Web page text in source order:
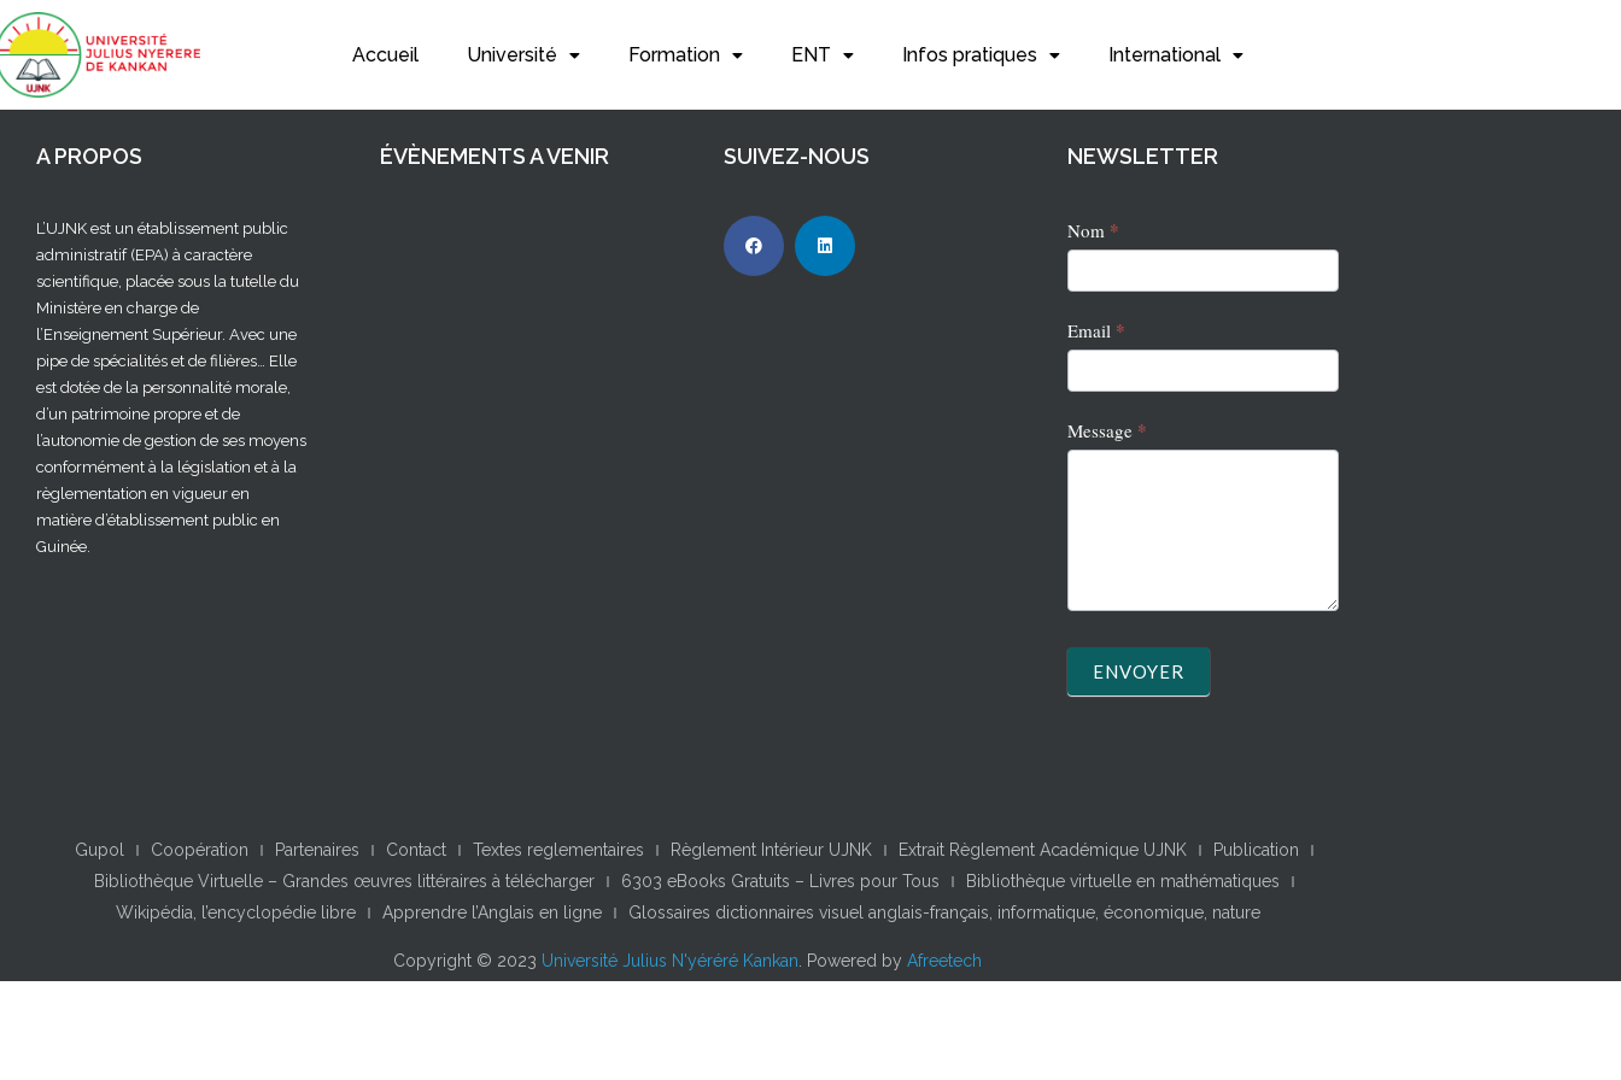
Accueil Université Formation ENT Infos pratiques International
A PROPOS
L’UJNK est un établissement public
administratif (EPA) à caractère
scientifique, placée sous la tutelle du
Ministère en charge de
l’Enseignement Supérieur. Avec une
pipe de spécialités et de filières… Elle
est dotée de la personnalité morale,
d’un patrimoine propre et de
l’autonomie de gestion de ses moyens
conformément à la législation et à la
règlementation en vigueur en
matière d’établissement public en
Guinée.
ÉVÈNEMENTS A VENIR SUIVEZ-NOUS NEWSLETTER
Newsletter
Nom *
Email *
Message *
ENVOYER
Gupol Coopération Partenaires Contact Textes reglementaires Règlement Intérieur UJNK Extrait Règlement Académique UJNK
Publication
Bibliothèque Virtuelle – Grandes œuvres littéraires à télécharger
6303 eBooks Gratuits – Livres pour Tous
Bibliothèque virtuelle en mathématiques
Wikipédia, l’encyclopédie libre
Apprendre l’Anglais en ligne Glossaires dictionnaires visuel anglais-français, informatique, économique, nature
Copyright © 2023 Université Julius N'yéréré Kankan . Powered by Afreetech